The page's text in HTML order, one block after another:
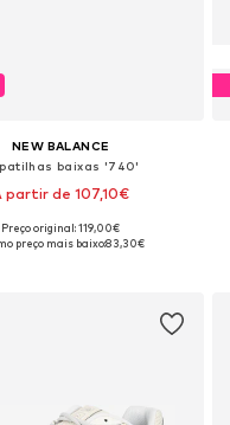
NEW BALANCE
baixas '740'
partir de 107,10€
em vários tamanhos
Preço original: 119,00€
preço mais baixo:83,30€